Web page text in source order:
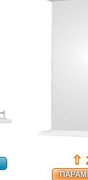
⇧